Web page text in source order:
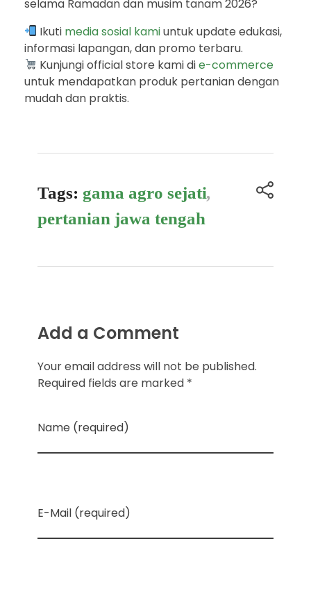
selama Ramadan dan musim tanam 2026?
Ikuti media sosial kamiuntuk update edukasi,
informasi lapangan, dan promo terbaru.
Kunjungi official store kami die-commerce
untuk mendapatkan produk pertanian dengan
mudah dan praktis.
Tags: gama agro sejati,
pertanian jawa tengah
Add a Comment
Your email address will not be published.
Required fields are marked *
Name (required)
E-Mail (required)